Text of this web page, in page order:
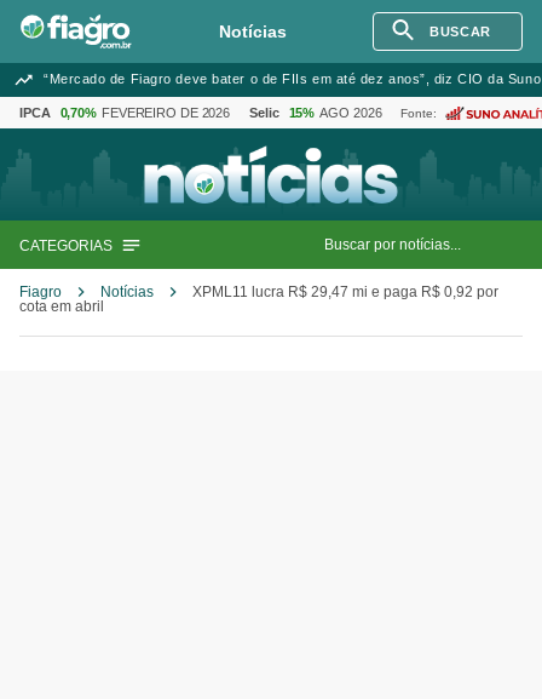
Notícias BUSCAR
“Mercado de Fiagro deve bater o de FIIs em até dez anos”, diz CIO da
IPCA 0,70% FEVEREIRO DE 2026 Selic 15% AGO 2026 Fonte:
CATEGORIAS
Fiagro Notícias
XPML11 lucra R$ 29,47 mi e paga R$ 0,92 por
cota em abril